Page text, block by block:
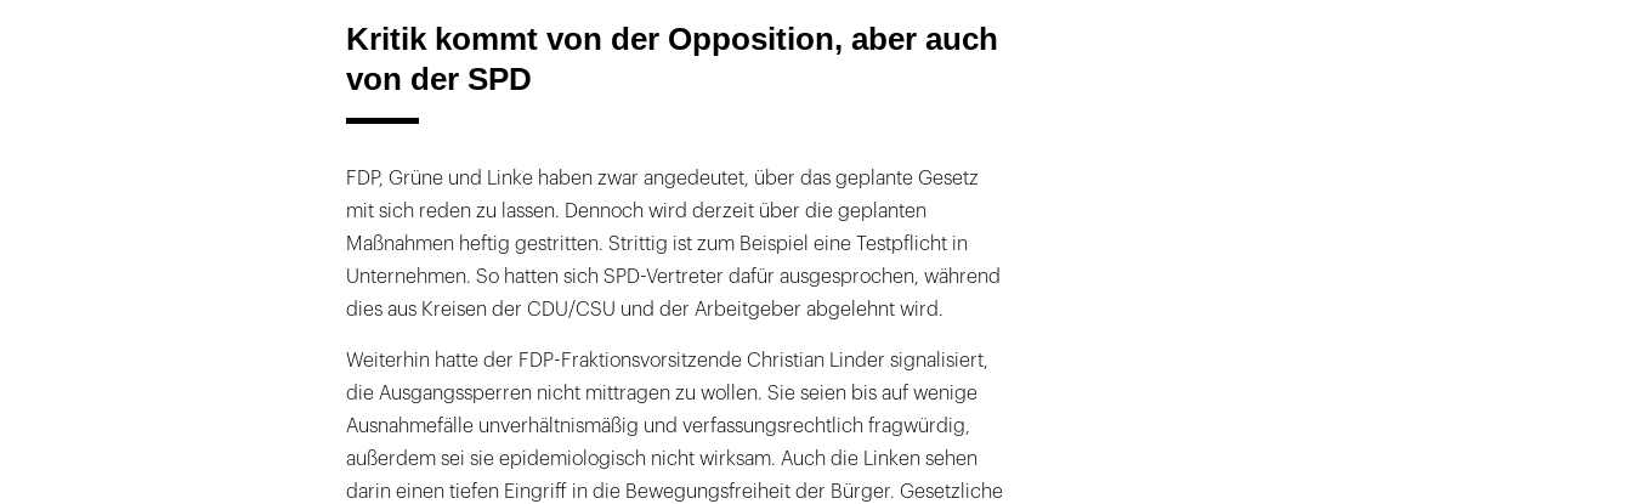
Kritik kommt von der Opposition, aber auch
von der SPD
FDP, Grüne und Linke haben zwar angedeutet, über das geplante Gesetz
mit sich reden zu lassen. Dennoch wird derzeit über die geplanten
Maßnahmen heftig gestritten. Strittig ist zum Beispiel eine Testpflicht in
Unternehmen. So hatten sich SPD-Vertreter dafür ausgesprochen, während
dies aus Kreisen der CDU/CSU und der Arbeitgeber abgelehnt wird.
Weiterhin hatte der FDP-Fraktionsvorsitzende Christian Linder signalisiert,
die Ausgangssperren nicht mittragen zu wollen. Sie seien bis auf wenige
Ausnahmefälle unverhältnismäßig und verfassungsrechtlich fragwürdig,
außerdem sei sie epidemiologisch nicht wirksam. Auch die Linken sehen
darin einen tiefen Eingriff in die Bewegungsfreiheit der Bürger. Gesetzliche